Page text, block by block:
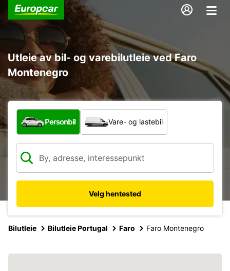
Utleie av bil- og varebilutleie ved Faro
Montenegro
Hvilken type bil?
Personbil Vare- og lastebil
Velg hentested
Bilutleie Bilutleie Portugal Faro Faro Montenegro